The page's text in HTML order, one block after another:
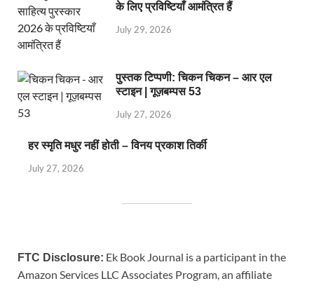
के लिए प्रविष्टियाँ आमंत्रित हैं
July 29, 2026
पुस्तक टिप्पणी: चिकन चिकन – आर एल
स्टाइन | गूज़बम्पस 53
July 27, 2026
हर स्मृति मधुर नहीं होती – विनय प्रकाश तिर्की
July 27, 2026
FTC Disclosure: Ek Book Journal is a participant in the
Amazon Services LLC Associates Program, an affiliate